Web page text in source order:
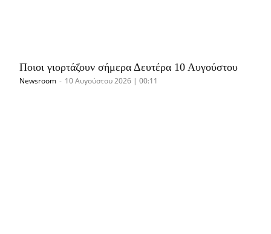
Ποιοι γιορτάζουν σήμερα Δευτέρα 10 Αυγούστου
Newsroom - 10 Αυγούστου 2026 | 00:11